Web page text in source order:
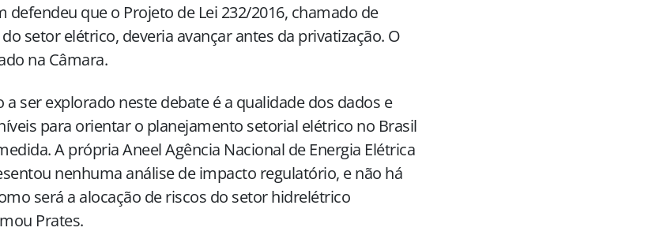
defendeu que o Projeto de Lei 232/2016, chamado de
setor elétrico, deveria avançar antes da privatização. O
na Câmara.
a ser explorado neste debate é a qualidade dos dados e
para orientar o planejamento setorial elétrico no Brasil
A própria Aneel Agência Nacional de Energia Elétrica
nenhuma análise de impacto regulatório, e não há
será a alocação de riscos do setor hidrelétrico
Prates.